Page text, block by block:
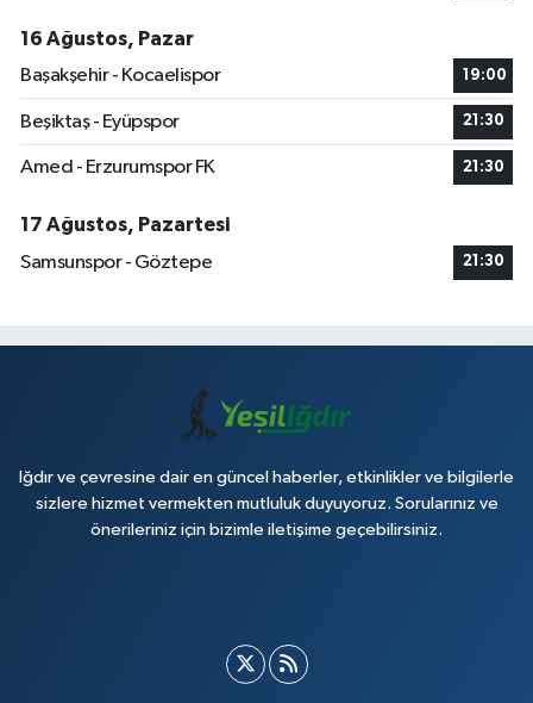
16 Ağustos, Pazar
Başakşehir - Kocaelispor
19:00
Beşiktaş - Eyüpspor 21:30
Amed - Erzurumspor FK 21:30
17 Ağustos, Pazartesi
Samsunspor - Göztepe
21:30
Iğdır ve çevresine dair en güncel haberler, etkinlikler ve bilgilerle
sizlere hizmet vermekten mutluluk duyuyoruz. Sorularınız ve
önerileriniz için bizimle iletişime geçebilirsiniz.